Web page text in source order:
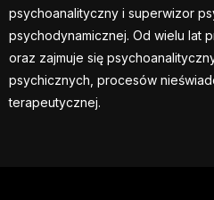
psychoanalityczny i superwizor
psychodynamicznej. Od wielu lat
oraz zajmuje się
psychicznych, procesów
terapeutycznej.